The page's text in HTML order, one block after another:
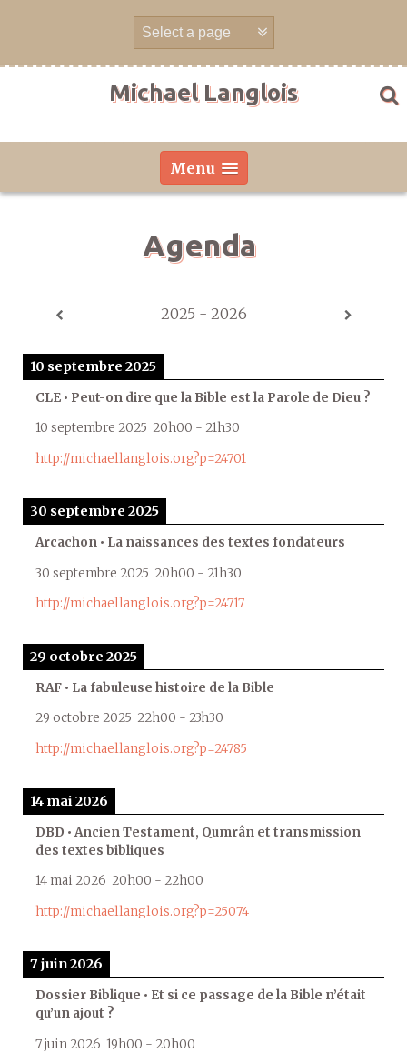
Michael Langlois
Menu
Agenda
2025 - 2026
10 septembre 2025
CLE • Peut-on dire que la Bible est la Parole de Dieu ?
10 septembre 2025 20h00 - 21h30
http://michaellanglois.org?p=24701
30 septembre 2025
Arcachon • La naissances des textes fondateurs
30 septembre 2025 20h00 - 21h30
http://michaellanglois.org?p=24717
29 octobre 2025
RAF • La fabuleuse histoire de la Bible
29 octobre 2025 22h00 - 23h30
http://michaellanglois.org?p=24785
14 mai 2026
DBD • Ancien Testament, Qumrân et transmission
des textes bibliques
14 mai 2026 20h00 - 22h00
http://michaellanglois.org?p=25074
7 juin 2026
Dossier Biblique • Et si ce passage de la Bible n’était
qu’un ajout ?
7 juin 2026 19h00 - 20h00